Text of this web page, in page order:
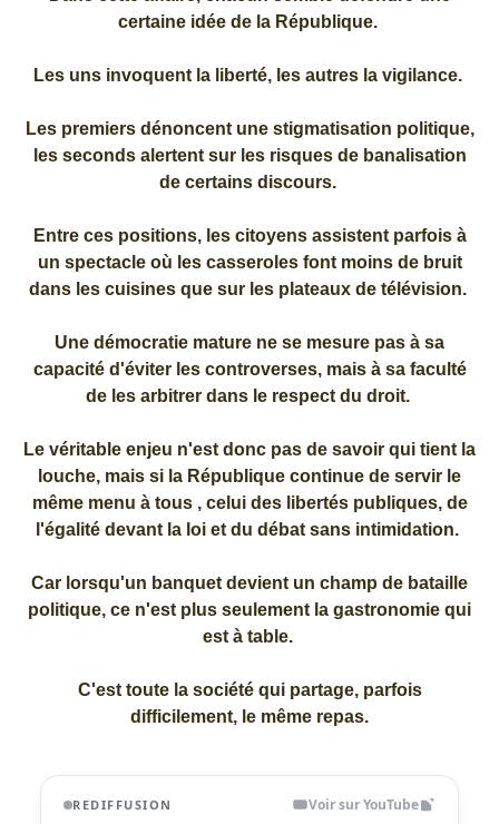
certaine idée de la République.
Les uns invoquent la liberté, les autres la vigilance.
Les premiers dénoncent une stigmatisation politique,
les seconds alertent sur les risques de banalisation
de certains discours.
Entre ces positions, les citoyens assistent parfois à
un spectacle où les casseroles font moins de bruit
dans les cuisines que sur les plateaux de télévision.
Une démocratie mature ne se mesure pas à sa
capacité d'éviter les controverses, mais à sa faculté
de les arbitrer dans le respect du droit.
Le véritable enjeu n'est donc pas de savoir qui tient la
louche, mais si la République continue de servir le
même menu à tous , celui des libertés publiques, de
l'égalité devant la loi et du débat sans intimidation.
Car lorsqu'un banquet devient un champ de bataille
politique, ce n'est plus seulement la gastronomie qui
est à table.
C'est toute la société qui partage, parfois
difficilement, le même repas.
REDIFFUSION Voir sur YouTube